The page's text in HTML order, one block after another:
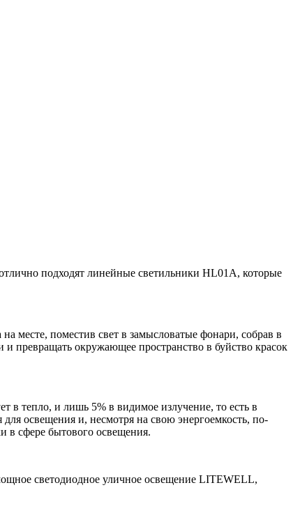
подходят линейные светильники HL01A, которые
месте, поместив свет в замысловатые фонари, собрав в
превращать окружающее пространство в буйство красок
в тепло, и лишь 5% в видимое излучение, то есть в
для освещения и, несмотря на свою энергоемкость, по-
в сфере бытового освещения.
светодиодное уличное освещение LITEWELL,